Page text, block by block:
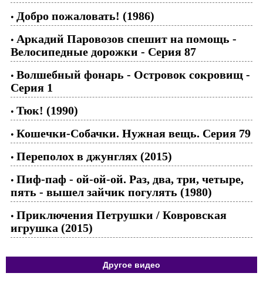
• Добро пожаловать! (1986)
• Аркадий Паровозов спешит на помощь -
Велосипедные дорожки - Серия 87
• Волшебный фонарь - Островок сокровищ -
Серия 1
• Тюк! (1990)
• Кошечки-Собачки. Нужная вещь. Серия 79
• Переполох в джунглях (2015)
• Пиф-паф - ой-ой-ой. Раз, два, три, четыре,
пять - вышел зайчик погулять (1980)
• Приключения Петрушки / Ковровская
игрушка (2015)
Другое видео